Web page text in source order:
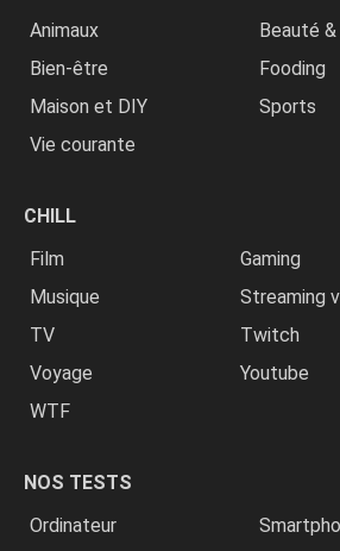
Animaux
Beauté &
Bien-être
Fooding
Maison et DIY
Sports
Vie courante
CHILL
Film
Gaming
Musique
Streaming
TV
Twitch
Voyage
Youtube
WTF
NOS TESTS
Ordinateur